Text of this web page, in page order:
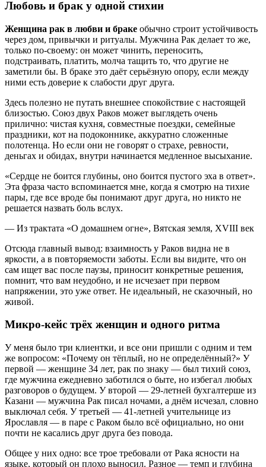
Любовь и брак у одной стихии
Женщина рак в любви и браке обычно строит устойчивость
через дом, привычки и ритуалы. Мужчина Рак делает то же,
только по-своему: он может чинить, переносить,
подстраивать, платить, молча тащить то, что другие не
заметили бы. В браке это даёт серьёзную опору, если между
ними есть доверие к слабости друг друга.
Здесь полезно не путать внешнее спокойствие с настоящей
близостью. Союз двух Раков может выглядеть очень
прилично: чистая кухня, совместные поездки, семейные
праздники, кот на подоконнике, аккуратно сложенные
полотенца. Но если они не говорят о страхе, ревности,
деньгах и обидах, внутри начинается медленное высыхание.
«Сердце не боится глубины, оно боится пустого эха в ответ».
Эта фраза часто вспоминается мне, когда я смотрю на тихие
пары, где все вроде бы понимают друг друга, но никто не
решается назвать боль вслух.
— Из трактата «О домашнем огне», Вятская земля, XVIII век
Отсюда главный вывод: взаимность у Раков видна не в
яркости, а в повторяемости заботы. Если вы видите, что он
сам ищет вас после паузы, приносит конкретные решения,
помнит, что вам неудобно, и не исчезает при первом
напряжении, это уже ответ. Не идеальный, не сказочный, но
живой.
Микро-кейс трёх женщин и одного ритма
У меня было три клиентки, и все они пришли с одним и тем
же вопросом: «Почему он тёплый, но не определённый?» У
первой — женщине 34 лет, рак по знаку — был тихий союз,
где мужчина ежедневно заботился о быте, но избегал любых
разговоров о будущем. У второй — 29-летней бухгалтерше из
Казани — мужчина Рак писал ночами, а днём исчезал, словно
выключал себя. У третьей — 41-летней учительнице из
Ярославля — в паре с Раком было всё официально, но они
почти не касались друг друга без повода.
Общее у них одно: все трое требовали от Рака ясности на
языке, который он плохо выносил. Разное — темп и глубина